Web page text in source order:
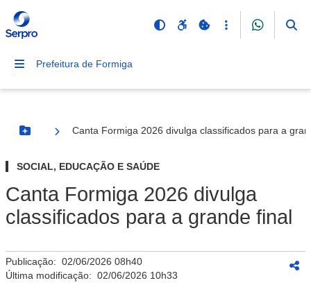
Prefeitura de Formiga
Botão Menu
Canta Formiga 2026 divulga classificados para a
SOCIAL, EDUCAÇÃO E SAÚDE
Canta Formiga 2026 divulga
classificados para a grande final
Publicação: 02/06/2026 08h40
Última modificação: 02/06/2026 10h33